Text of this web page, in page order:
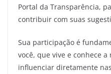
Portal da Transparência,
contribuir com suas
Sua participação é
você, que vive e conhece
influenciar diretamente